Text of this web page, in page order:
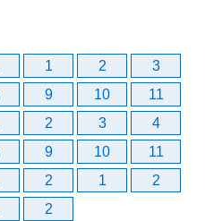
1 2
3
9 10
11
2 3
4
9 10
11
2 1
2
2